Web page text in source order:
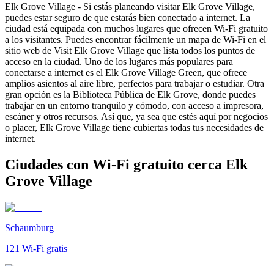
Elk Grove Village - Si estás planeando visitar Elk Grove Village,
puedes estar seguro de que estarás bien conectado a internet. La
ciudad está equipada con muchos lugares que ofrecen Wi-Fi gratuito
a los visitantes. Puedes encontrar fácilmente un mapa de Wi-Fi en el
sitio web de Visit Elk Grove Village que lista todos los puntos de
acceso en la ciudad. Uno de los lugares más populares para
conectarse a internet es el Elk Grove Village Green, que ofrece
amplios asientos al aire libre, perfectos para trabajar o estudiar. Otra
gran opción es la Biblioteca Pública de Elk Grove, donde puedes
trabajar en un entorno tranquilo y cómodo, con acceso a impresora,
escáner y otros recursos. Así que, ya sea que estés aquí por negocios
o placer, Elk Grove Village tiene cubiertas todas tus necesidades de
internet.
Ciudades con Wi-Fi gratuito cerca Elk
Grove Village
Schaumburg
121 Wi-Fi gratis